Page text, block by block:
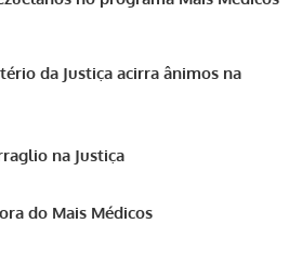
da Justiça acirra ânimos na
na Justiça
do Mais Médicos